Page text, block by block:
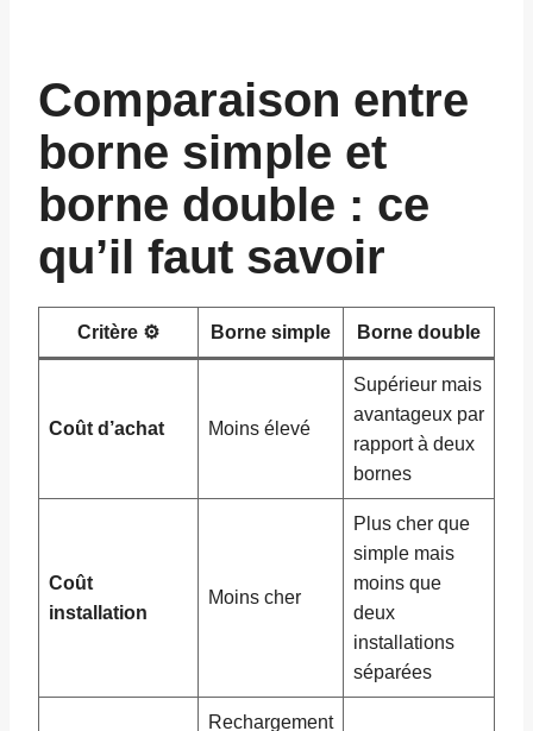
Comparaison entre
borne simple et
borne double : ce
qu’il faut savoir
Critère ⚙️ Borne simple Borne double
Coût d’achat Moins élevé
Supérieur mais
avantageux par
rapport à deux
bornes
Coût
installation
Moins cher
Plus cher que
simple mais
moins que
deux
installations
séparées
Rechargement